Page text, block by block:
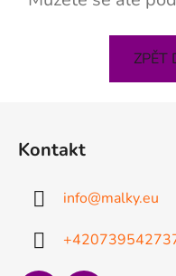
ZPĚT
Kontakt
info@malky.eu